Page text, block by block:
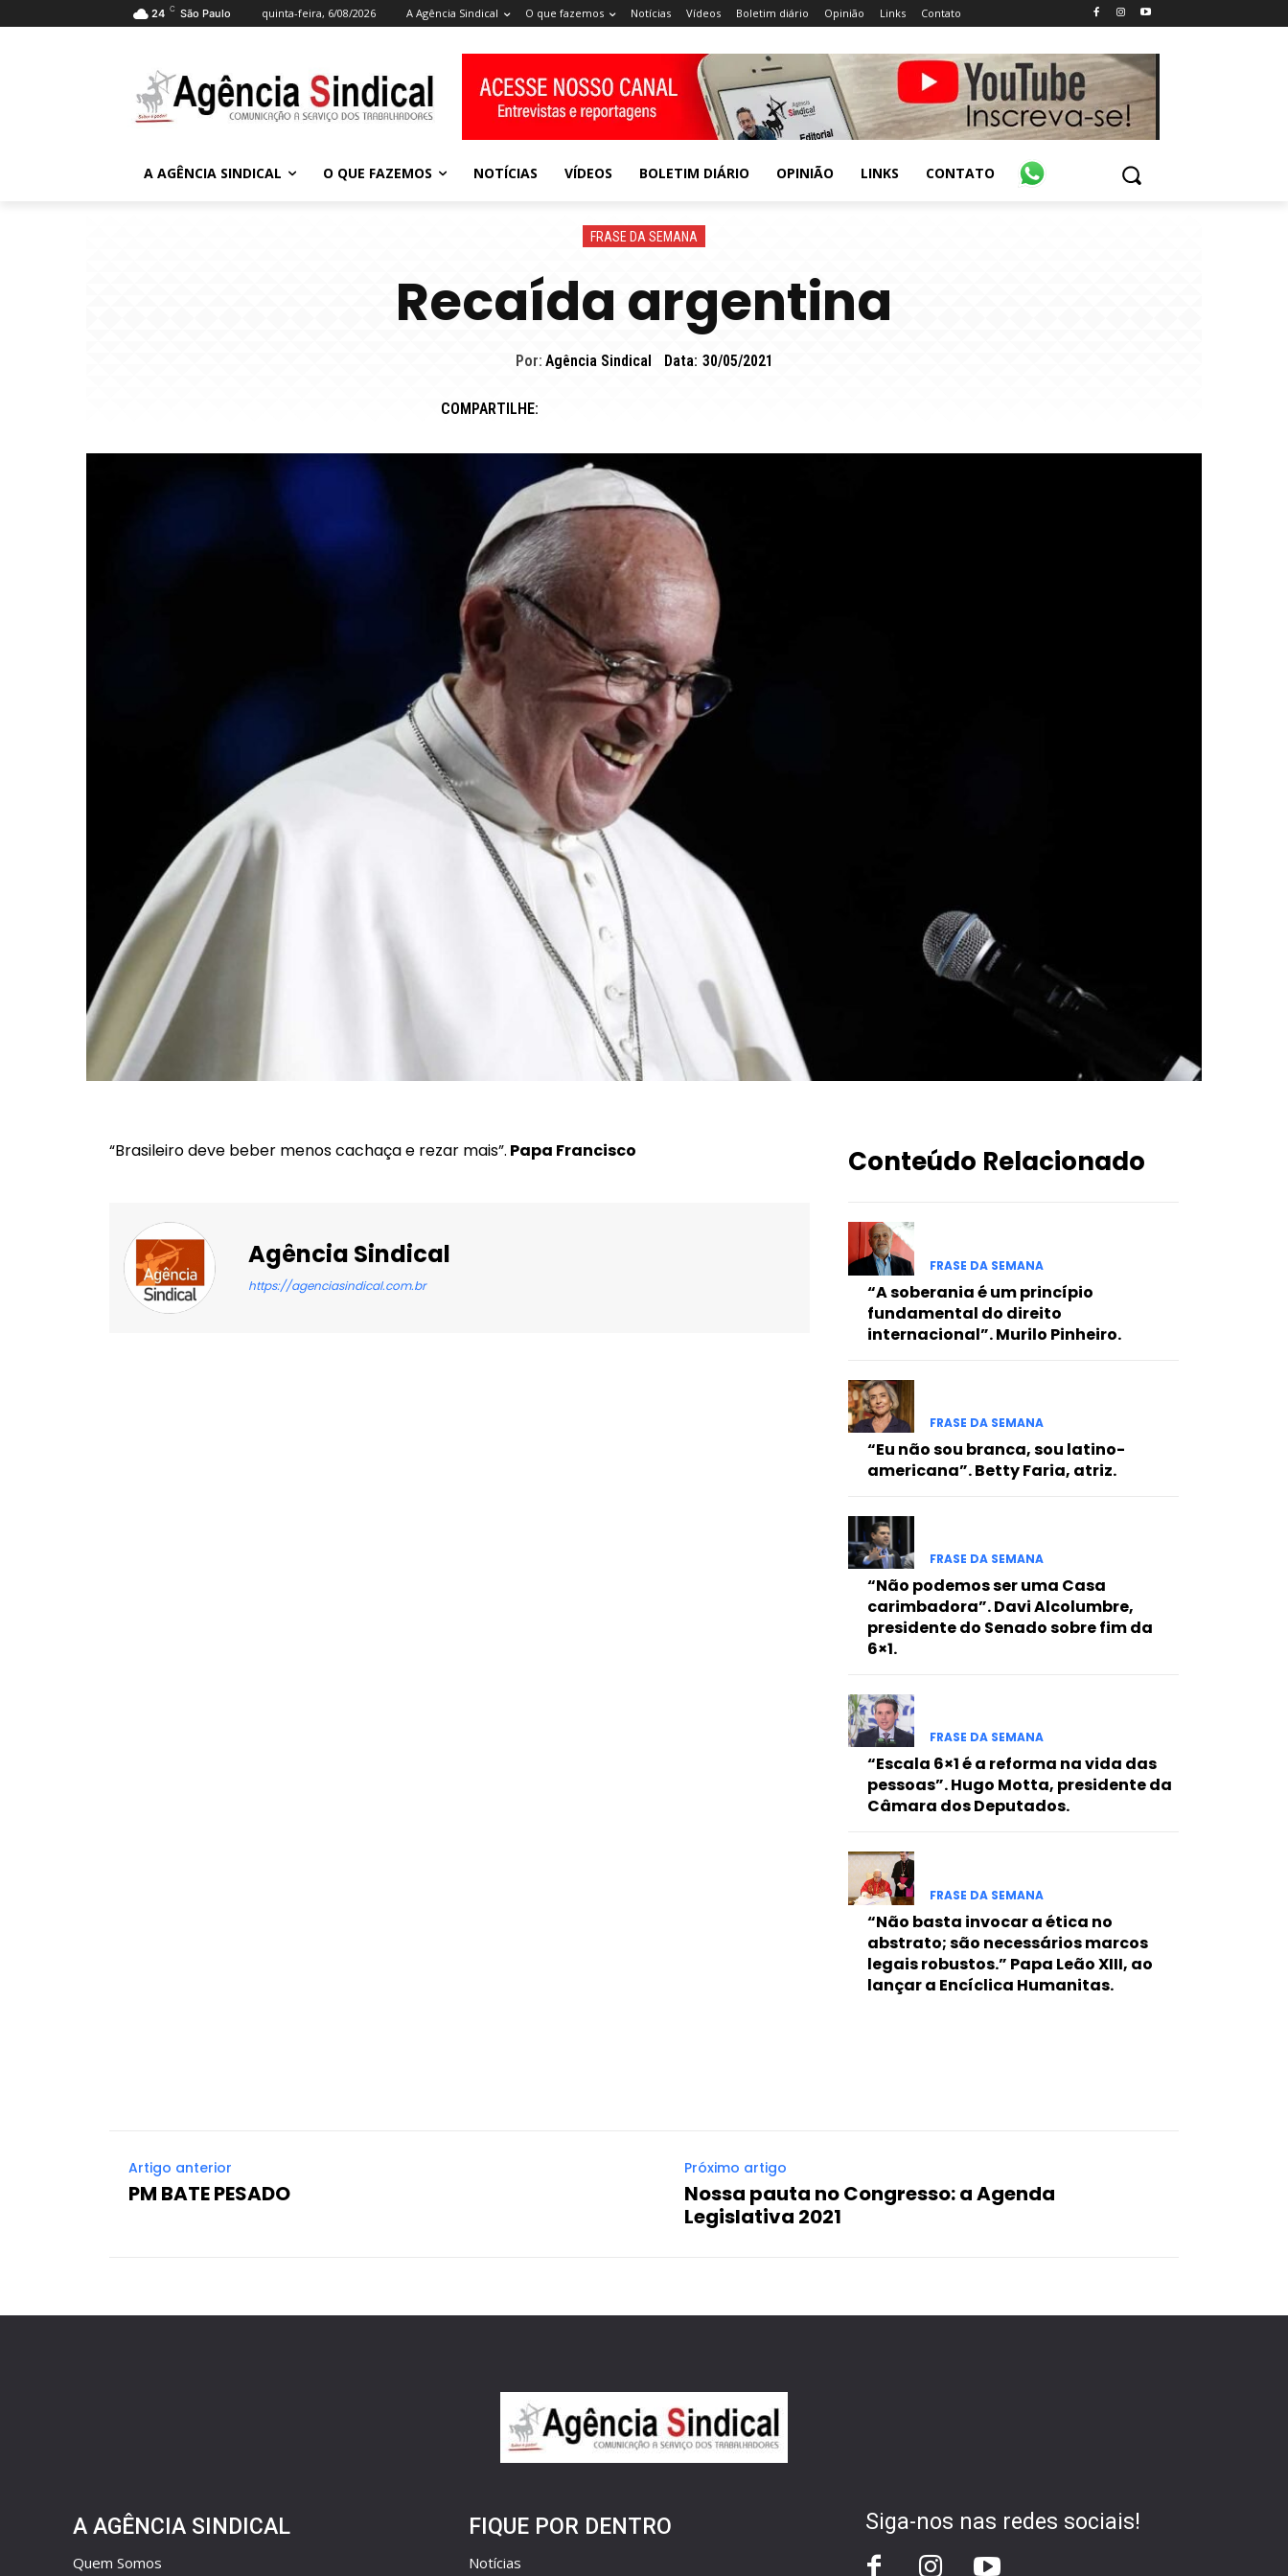
24 C São Paulo quinta-feira, 6/08/2026 A Agência Sindical O que fazemos Notícias Vídeos Boletim diário Opinião Links Contato
A AGÊNCIA SINDICAL O QUE FAZEMOS NOTÍCIAS VÍDEOS BOLETIM DIÁRIO OPINIÃO LINKS CONTATO
FRASE DA SEMANA
Recaída argentina
Por: Agência Sindical Data: 30/05/2021
COMPARTILHE:
“Brasileiro deve beber menos cachaça e rezar mais”. Papa Francisco
Agência Sindical
https://agenciasindical.com.br
Conteúdo Relacionado
FRASE DA SEMANA
“A soberania é um princípio
fundamental do direito
internacional”. Murilo Pinheiro.
FRASE DA SEMANA
“Eu não sou branca, sou latino-
americana”. Betty Faria, atriz.
FRASE DA SEMANA
“Não podemos ser uma Casa
carimbadora”. Davi Alcolumbre,
presidente do Senado sobre fim da
6×1.
FRASE DA SEMANA
“Escala 6×1 é a reforma na vida das
pessoas”. Hugo Motta, presidente da
Câmara dos Deputados.
FRASE DA SEMANA
“Não basta invocar a ética no
abstrato; são necessários marcos
legais robustos.” Papa Leão XIII, ao
lançar a Encíclica Humanitas.
Artigo anterior
PM BATE PESADO
Próximo artigo
Nossa pauta no Congresso: a Agenda
Legislativa 2021
A AGÊNCIA SINDICAL
Quem Somos
FIQUE POR DENTRO
Notícias
Siga-nos nas redes sociais!